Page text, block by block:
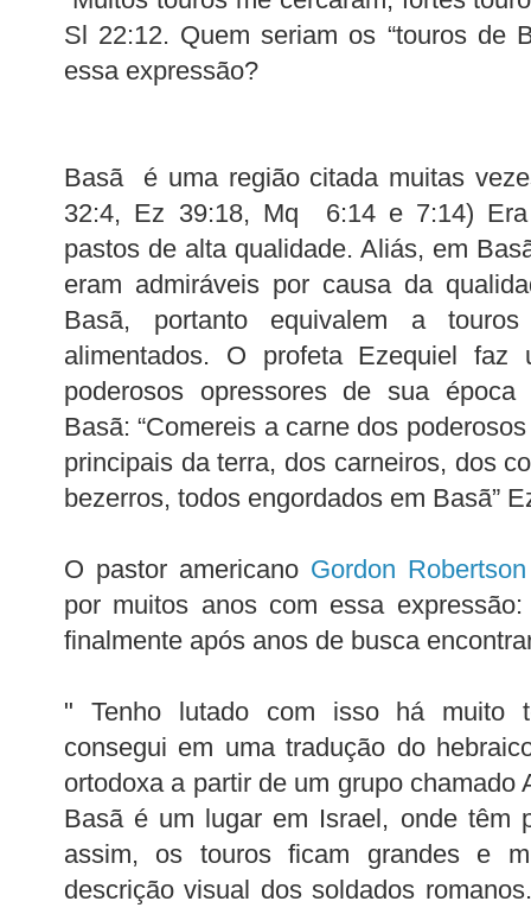
Sl 22:12. Quem seriam os “touros de
essa expressão?
Basã é uma região citada muitas
32:4, Ez 39:18, Mq 6:14 e 7:14)
pastos de alta qualidade. Aliás, em
eram admiráveis por causa da
Basã, portanto equivalem a
alimentados. O profeta Ezequiel faz
poderosos opressores de sua
Basã: “Comereis a carne dos
principais da terra, dos carneiros, dos
bezerros, todos engordados em Basã”
O pastor americano Gordon Robertson
por muitos anos com essa
finalmente após anos de busca
" Tenho lutado com isso há muito
consegui em uma tradução do
ortodoxa a partir de um grupo chamado
Basã é um lugar em Israel, onde têm
assim, os touros ficam grandes e
descrição visual dos soldados